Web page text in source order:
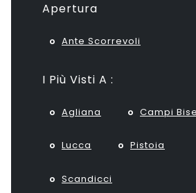
Apertura
Ante Scorrevoli
I Più Visti A :
Agliana Campi
Lucca Pistoia
Scandicci